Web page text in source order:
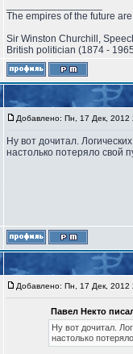
The empires of the future
Sir Winston Churchill,
British politician (1874 -
Добавлено: Пн, 17 Дек, 2012
Ну вот дочитал.
настолько потеряло свой
Добавлено: Пн, 17 Дек, 2012
Павел Некто
Ну вот дочитал.
настолько